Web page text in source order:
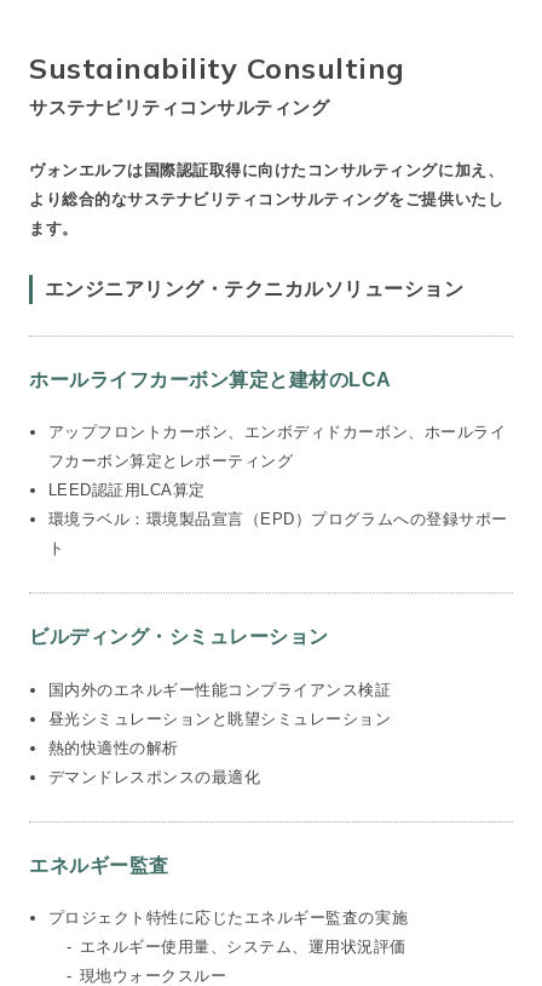
Sustainability Consulting
サステナビリティ コンサルティング
ヴォンエルフは国際認証取得に向けたコンサルティングに加え、
より総合的なサステナビリティコンサルティングをご提供いたし
ます。
エンジニアリング・テクニカルソリューション
ホールライフカーボン算定と建材のLCA
アップフロントカーボン、エンボディドカーボン、ホールライ
フカーボン算定とレポーティング
LEED認証用LCA算定
環境ラベル：環境製品宣言（EPD）プログラムへの登録サポー
ト
ビルディング・シミュレーション
国内外のエネルギー性能コンプライアンス検証
昼光シミュレーションと眺望シミュレーション
熱的快適性の解析
デマンドレスポンスの最適化
エネルギー監査
プロジェクト特性に応じたエネルギー監査の実施
エネルギー使用量、システム、運用状況評価
現地ウォークスルー